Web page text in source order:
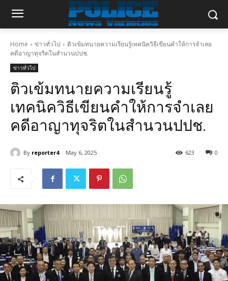
Home ข่าวทั่วไป
ติวเข้มทนายความเรียนรู้เทคนิควิธีเขียนคำให้การจำเลย
คดีอาญาทุจริตในสำนวนปปช.
ข่าวทั่วไป
ติวเข้มทนายความเรียนรู้
เทคนิควิธีเขียนคำให้การจำเลย
คดีอาญาทุจริตในสำนวนปปช.
By reporter4 May 6, 2025 0
623